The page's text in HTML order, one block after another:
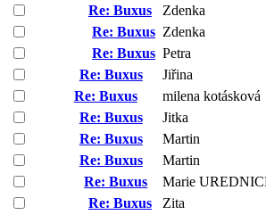
Re: Buxus
Zdenka
Re: Buxus Zdenka
Re: Buxus Petra
Re: Buxus
Jiřina
Re: Buxus
milena kotásková
Re: Buxus
Jitka
Re: Buxus
Martin
Re: Buxus
Martin
Re: Buxus
Marie
Re: Buxus
Zita